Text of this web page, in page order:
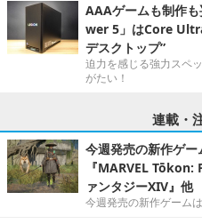
AAAゲームも制作
wer 5」はCore
デスクトップ”
迫力を感じる強力スペ
がたい！
連載・
今週発売の新作ゲ
『MARVEL
ァンタジーXIV』他
今週発売の新作ゲームは